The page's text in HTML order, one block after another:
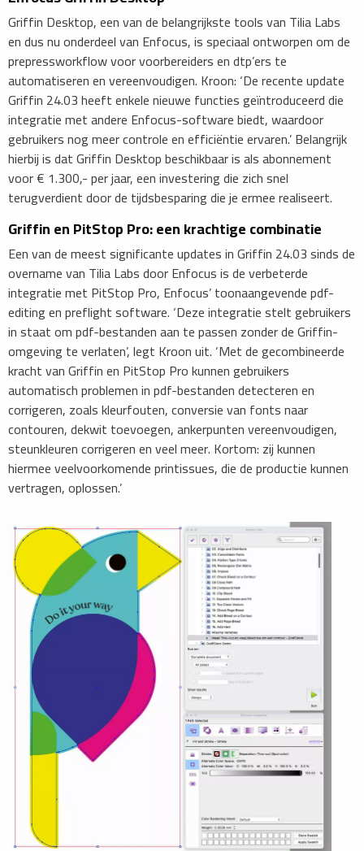
Griffin Desktop, een van de belangrijkste tools van Tilia Labs
en dus nu onderdeel van Enfocus, is speciaal ontworpen om de
prepressworkflow voor voorbereiders en dtp’ers te
automatiseren en vereenvoudigen. Kroon: ‘De recente update
Griffin 24.03 heeft enkele nieuwe functies geïntroduceerd die
integratie met andere Enfocus-software biedt, waardoor
gebruikers nog meer controle en efficiëntie ervaren.’ Belangrijk
hierbij is dat Griffin Desktop beschikbaar is als abonnement
voor € 1.300,- per jaar, een investering die zich snel
terugverdient door de tijdsbesparing die je ermee realiseert.
Griffin en PitStop Pro: een krachtige combinatie
Een van de meest significante updates in Griffin 24.03 sinds de
overname van Tilia Labs door Enfocus is de verbeterde
integratie met PitStop Pro, Enfocus’ toonaangevende pdf-
editing en preflight software. ‘Deze integratie stelt gebruikers
in staat om pdf-bestanden aan te passen zonder de Griffin-
omgeving te verlaten’, legt Kroon uit. ‘Met de gecombineerde
kracht van Griffin en PitStop Pro kunnen gebruikers
automatisch problemen in pdf-bestanden detecteren en
corrigeren, zoals kleurfouten, conversie van fonts naar
contouren, dekwit toevoegen, ankerpunten vereenvoudigen,
steunkleuren corrigeren en veel meer. Kortom: zij kunnen
hiermee veelvoorkomende printissues, die de productie kunnen
vertragen, oplossen.’